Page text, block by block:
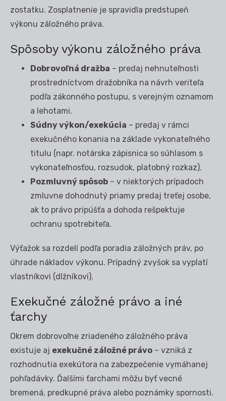
zostatku. Zosplatnenie je spravidla predstupeň
výkonu záložného práva.
Spôsoby výkonu záložného práva
Dobrovoľná dražba – predaj nehnuteľnosti
prostredníctvom dražobníka na návrh veriteľa
podľa zákonného postupu, s verejným oznamom
a lehotami.
Súdny výkon/exekúcia – predaj v rámci
exekučného konania na základe vykonateľného
titulu (napr. notárska zápisnica so súhlasom s
vykonateľnosťou, rozsudok, platobný rozkaz).
Pozmluvný spôsob – v niektorých prípadoch
zmluvne dohodnutý priamy predaj treťej osobe,
ak to právo pripúšťa a dohoda rešpektuje
ochranu spotrebiteľa.
Výťažok sa rozdelí podľa poradia záložných práv, po
úhrade nákladov výkonu. Prípadný zvyšok sa vyplatí
vlastníkovi (dlžníkovi).
Exekučné záložné právo a iné
ťarchy
Okrem dobrovoľne zriadeného záložného práva
existuje aj exekučné záložné právo – vzniká z
rozhodnutia exekútora na zabezpečenie vymáhanej
pohľadávky. Ďalšími ťarchami môžu byť vecné
bremená, predkupné práva alebo poznámky spornosti.